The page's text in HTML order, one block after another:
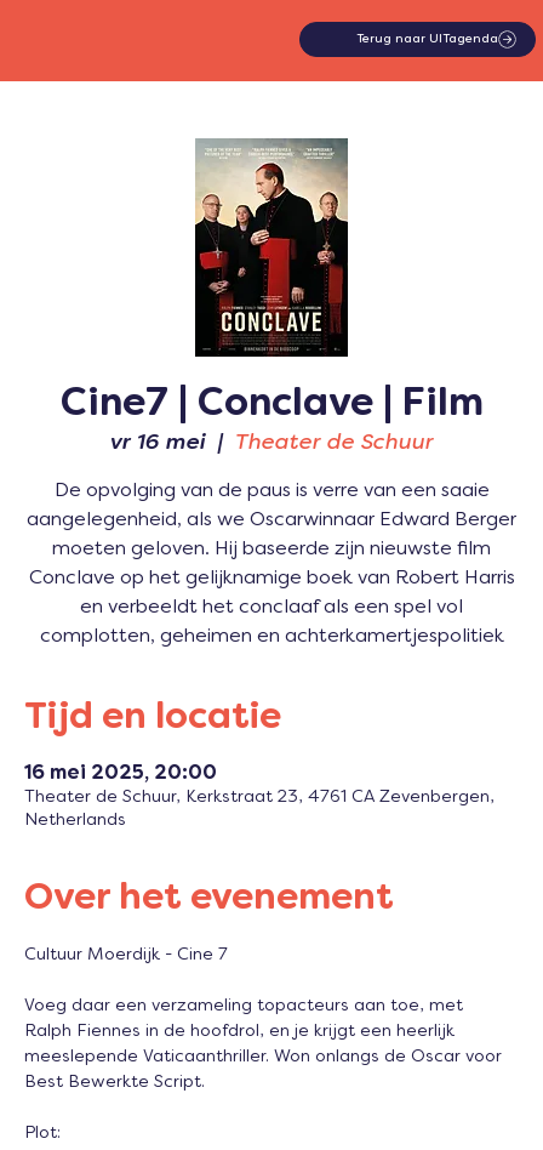
Terug naar UITagenda
Cine7 | Conclave | Film
vr 16 mei
  |
Theater de Schuur
De opvolging van de paus is verre van een saaie
aangelegenheid, als we Oscarwinnaar Edward Berger
moeten geloven. Hij baseerde zijn nieuwste film
Conclave op het gelijknamige boek van Robert Harris
en verbeeldt het conclaaf als een spel vol
complotten, geheimen en achterkamertjespolitiek
Tijd en locatie
16 mei 2025, 20:00
Theater de Schuur, Kerkstraat 23, 4761 CA Zevenbergen,
Netherlands
Over het evenement
Cultuur Moerdijk - Cine 7
Voeg daar een verzameling topacteurs aan toe, met
Ralph Fiennes in de hoofdrol, en je krijgt een heerlijk
meeslepende Vaticaanthriller. Won onlangs de Oscar voor
Best Bewerkte Script.
Plot: